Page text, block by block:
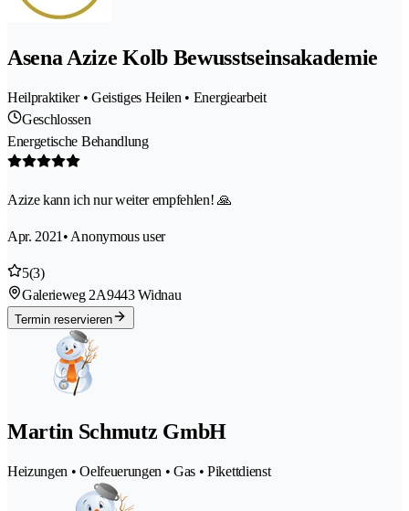
Asena Azize Kolb Bewusstseinsakademie
Heilpraktiker • Geistiges Heilen • Energiearbeit
Geschlossen
Energetische Behandlung
Azize kann ich nur weiter empfehlen! 🙏
Apr. 2021 • Anonymous user
5(3)
Galerieweg 2A9443 Widnau
Termin reservieren
Martin Schmutz GmbH
Heizungen • Oelfeuerungen • Gas • Pikettdienst